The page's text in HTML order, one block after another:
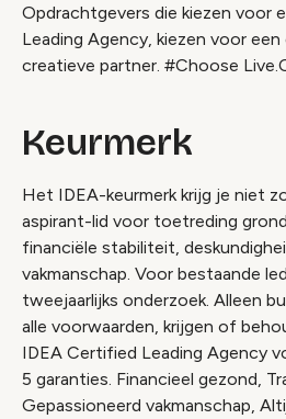
Opdrachtgevers die kiezen voor
Leading Agency, kiezen voor een
creatieve partner. #Choose
Keurmerk
Het IDEA-keurmerk krijg je niet
aspirant-lid voor toetreding
financiële stabiliteit,
vakmanschap. Voor bestaande
tweejaarlijks onderzoek. Alleen
alle voorwaarden, krijgen of
IDEA Certified Leading Agency
5 garanties. Financieel gezond,
Gepassioneerd vakmanschap,